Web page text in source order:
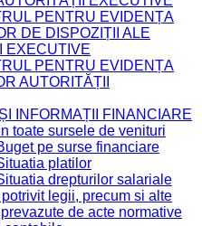
PENTRU EVIDENȚA
DE DISPOZIȚII ALE
EXECUTIVE
PENTRU EVIDENȚA
AUTORITĂȚII
INFORMAȚII FINANCIARE
toate sursele de venituri
pe surse financiare
platilor
drepturilor salariale
legii, precum si alte
de acte normative